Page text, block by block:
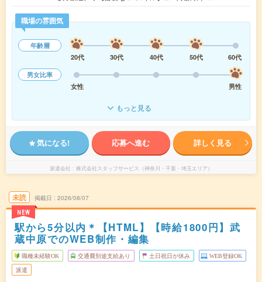
職場の雰囲気
年齢層
20代
30代 40代 50代
60代
男女比率
女性
男性
もっと見る
気になる! 応募へ進む 詳しく見る
派遣会社 株式会社スタッフサービス（神奈川・千葉・埼玉エリア）
未読
NEW
掲載日 2026/08/07
駅から5分以内＊【HTML】【時給1800円】武
蔵中原でのWEB制作・編集
職種未経験OK 交通費別途支給あり 土日祝日が休み WEB登録OK
派遣